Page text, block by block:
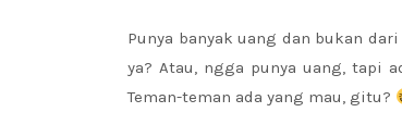
Punya banyak uang dan bukan
ya? Atau, ngga punya uang, tapi
Teman-teman ada yang mau, gitu?